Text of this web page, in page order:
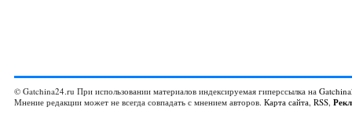
© Gatchina24.ru При использовании материалов индексируемая гиперссылка на
Мнение редакции может не всегда совпадать с мнением авторов. Карта сайта, RSS,